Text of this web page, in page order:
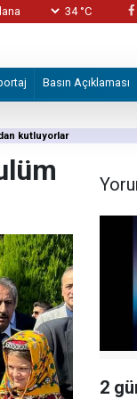
aileyi iki evlerini
34 °C
Basın Açıklaması
kutluyorlar
2